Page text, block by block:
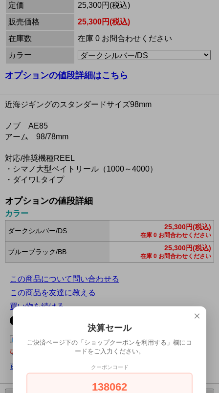
定価
25,300円(税込)
販売価格
25,300円(税込)
在庫数
在庫 0 お問合わせください
カラー
オプションの値段詳細はこちら
近海ジギングのスタンダードサイズ98mm
ノブ AE85
アーム 98/78mm
対応/推奨機種REEL
・シマノ大型ベイトリール（1000～4000）
・ダイワLタイプ
オプションの値段詳細
カラー
ダークシルバー/DS 25,300円(税込)
在庫 0 お問合わせください
ブルーブラック/BB 25,300円(税込)
在庫 0 お問合わせください
この商品について問い合わせる
この商品を友達に教える
買い物を続ける
この商品をログピでつぶやく
Yahoo!ブックマークに登録する
はてなブックマークに登録する
×
決算セール
ご決済ページ下の「ショップクーポンを利用する」欄にコ
ードをご入力ください。
クーポンコード
138062